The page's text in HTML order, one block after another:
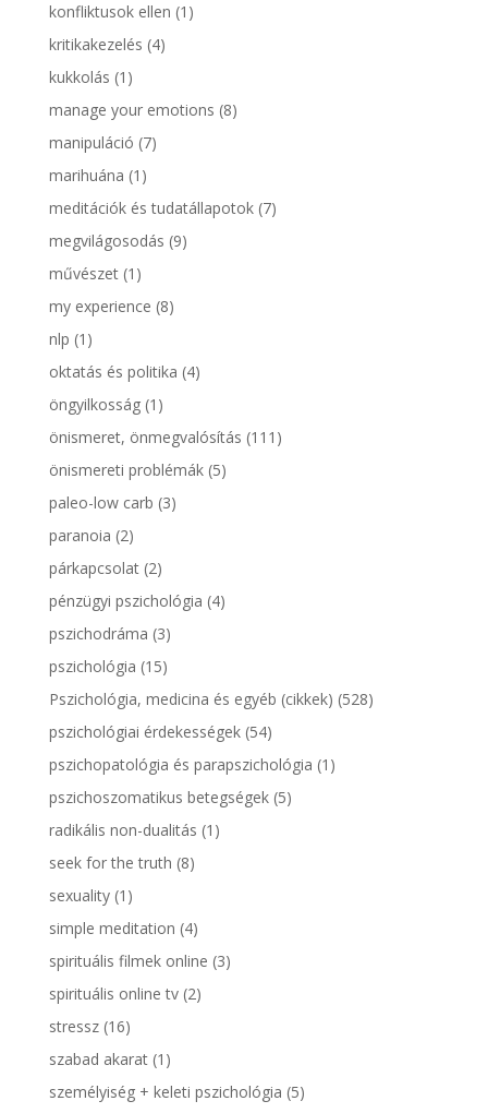
konfliktusok ellen (1)
kritikakezelés (4)
kukkolás (1)
manage your emotions (8)
manipuláció (7)
marihuána (1)
meditációk és tudatállapotok(7)
megvilágosodás (9)
művészet(1)
my experience (8)
nlp (1)
oktatás és politika (4)
öngyilkosság(1)
önismeret, önmegvalósítás (111)
önismereti problémák(5)
paleo-low carb (3)
paranoia (2)
párkapcsolat(2)
pénzügyi pszichológia (4)
pszichodráma (3)
pszichológia (15)
Pszichológia, medicina és egyéb (cikkek) (528)
pszichológiai érdekességek(54)
pszichopatológia és parapszichológia (1)
pszichoszomatikus betegségek(5)
radikális non-dualitás (1)
seek for the truth (8)
sexuality(1)
simple meditation (4)
spirituális filmek online (3)
spirituális online tv(2)
stressz(16)
szabad akarat(1)
személyiség + keleti pszichológia (5)